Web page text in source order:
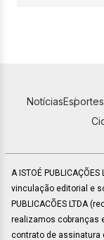
NotíciasEsportes
A ISTOÉ
vinculação editorial e
PUBLICACÕES LTDA
realizamos cobranças
contrato de assinatura